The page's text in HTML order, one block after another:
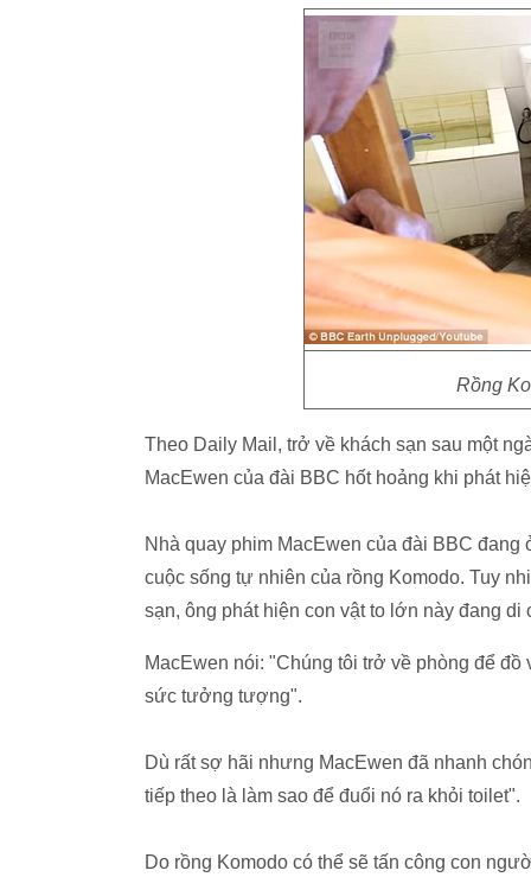
Rồng
Theo Daily Mail, trở về khách sạn sau một
MacEwen của đài BBC hốt hoảng khi phát
Nhà quay phim MacEwen của đài BBC
cuộc sống tự nhiên của rồng Komodo. Tuy
sạn, ông phát hiện con vật to lớn này đang di
MacEwen nói: "Chúng tôi trở về phòng để
sức tưởng tượng".
Dù rất sợ hãi nhưng MacEwen đã nhanh
tiếp theo là làm sao để đuổi nó ra khỏi toilet".
Do rồng Komodo có thể sẽ tấn công con